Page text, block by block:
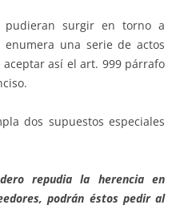
surgir en torno a
una serie de actos
así el art. 999 párrafo
dos supuestos especiales
repudia la herencia en
podrán éstos pedir al